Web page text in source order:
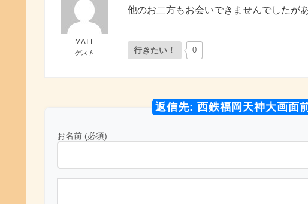
MATT
ゲスト
他のお二方もお会いできませんでしたが
行きたい！ 0
返信先: 西鉄福岡天神大画面
お名前 (必須)